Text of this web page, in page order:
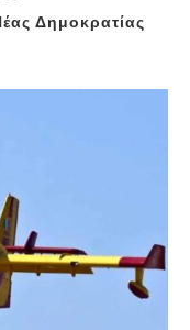
Δημοκρατίας